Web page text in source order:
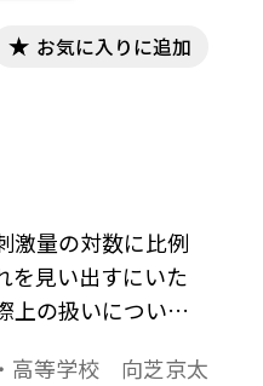
お気に入りに追加
激量の対数に比例
を見い出すにいた
上の扱いについて
高等学校 向芝京太